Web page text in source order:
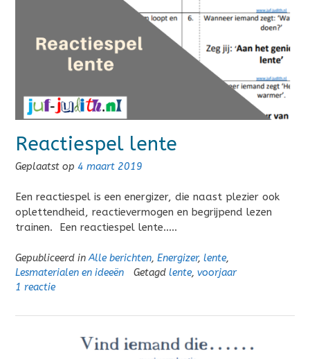
Reactiespel lente
Geplaatst op 4 maart 2019
Een reactiespel is een energizer, die naast plezier ook
oplettendheid, reactievermogen en begrijpend lezen
trainen. Een reactiespel lente…..
Gepubliceerd inAlle berichten, Energizer, lente,
Lesmaterialen en ideeën
Getagd lente, voorjaar
1 reactie